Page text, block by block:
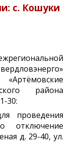
с. Кошуки
района
30:
проведения
отключение
д. 29-40, ул.